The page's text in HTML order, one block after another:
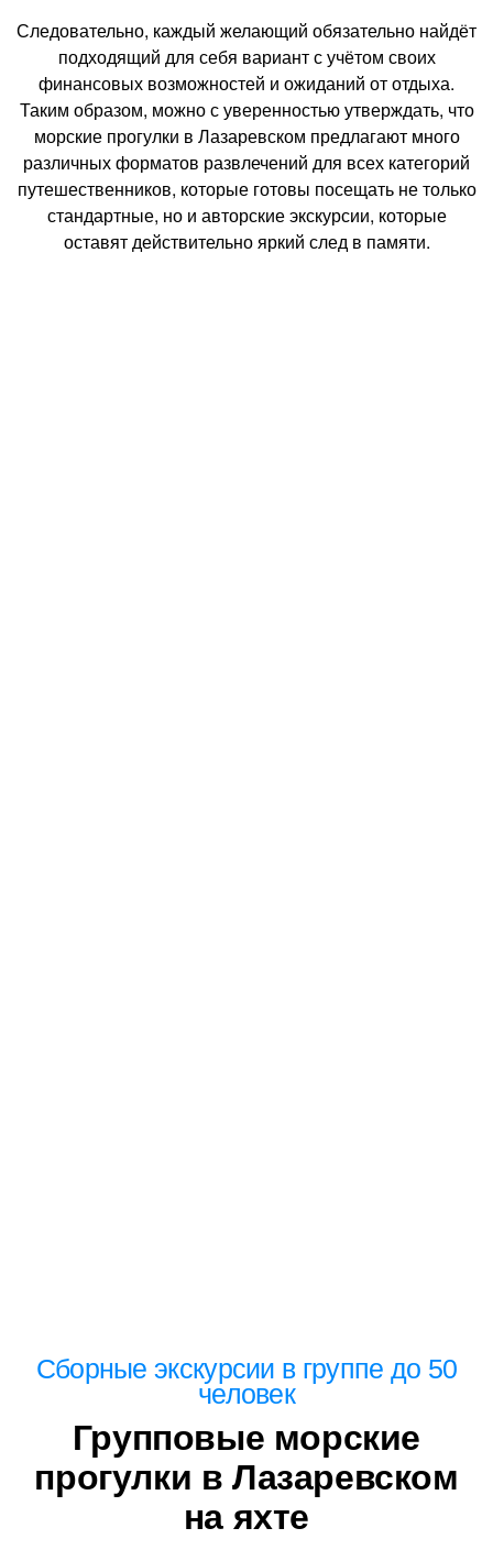
Следовательно, каждый желающий обязательно найдёт
подходящий для себя вариант с учётом своих
финансовых возможностей и ожиданий от отдыха.
Таким образом, можно с уверенностью утверждать, что
морские прогулки в Лазаревском предлагают много
различных форматов развлечений для всех категорий
путешественников, которые готовы посещать не только
стандартные, но и авторские экскурсии, которые
оставят действительно яркий след в памяти.
Сборные экскурсии в группе до 50
человек
Групповые морские
прогулки в Лазаревском
на яхте